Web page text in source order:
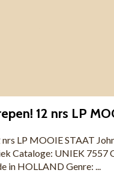
LP MOOIE STAAT
Cataloge: UNIEK 7557
in HOLLAND Genre: ...